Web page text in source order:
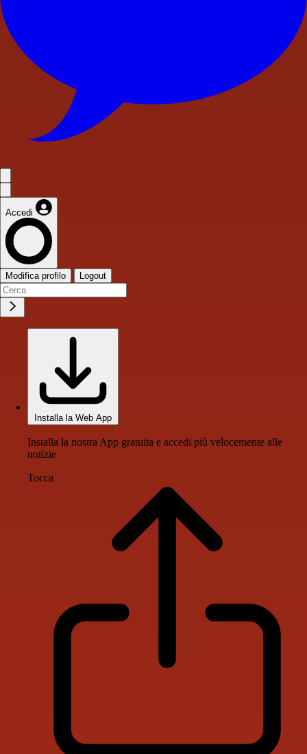
Accedi
Modifica profilo Logout
Installa la Web App
Installa la nostra App gratuita e accedi più velocemente alle
notizie
Tocca